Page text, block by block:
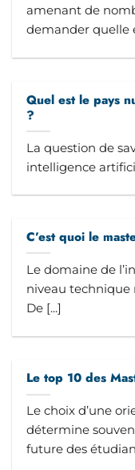
amenant de
demander quelle
Quel est le pays
?
La question de
intelligence
C’est quoi le
Le domaine de
niveau technique
De [...]
Le top 10 des
Le choix d’une
détermine
future des